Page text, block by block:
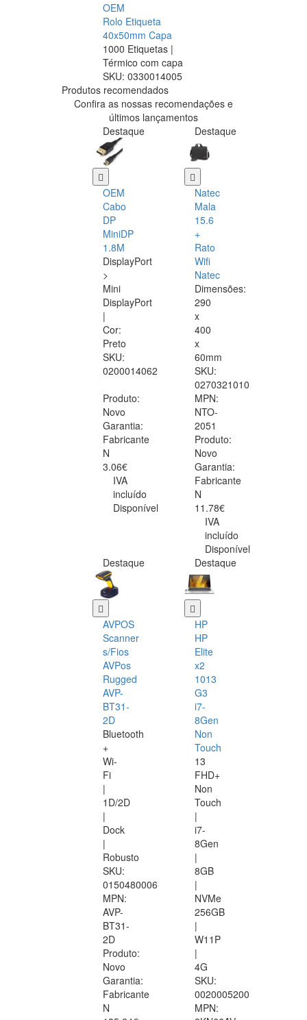
OEM
Rolo Etiqueta
40x50mm Capa
1000 Etiquetas |
Térmico com capa
SKU: 0330014005
Produtos recomendados
Confira as nossas recomendações e
últimos lançamentos
Destaque
OEM
Cabo
DP
MiniDP
1.8M
DisplayPort
>
Mini
DisplayPort
|
Cor:
Preto
SKU:
0200014062
Produto:
Novo
Garantia:
Fabricante
N
3.06€
IVA
incluído
Disponível
Destaque
Natec
Mala
15.6
+
Rato
Wifi
Natec
Dimensões:
290
x
400
x
60mm
SKU:
0270321010
MPN:
NTO-
2051
Produto:
Novo
Garantia:
Fabricante
N
11.78€
IVA
incluído
Disponível
Destaque
AVPOS
Scanner
s/Fios
AVPos
Rugged
AVP-
BT31-
2D
Bluetooth
+
Wi-
Fi
|
1D/2D
|
Dock
|
Robusto
SKU:
0150480006
MPN:
AVP-
BT31-
2D
Produto:
Novo
Garantia:
Fabricante
N
Destaque
HP
HP
Elite
x2
1013
G3
i7-
8Gen
Non
Touch
13
FHD+
Non
Touch
|
i7-
8Gen
|
8GB
|
NVMe
256GB
|
W11P
|
4G
SKU:
0020005200
MPN: